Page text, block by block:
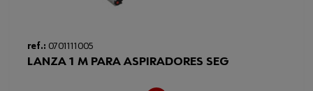
ref.: 0701111005
LANZA 1 M PARA ASPIRADORES SEG
Loading...